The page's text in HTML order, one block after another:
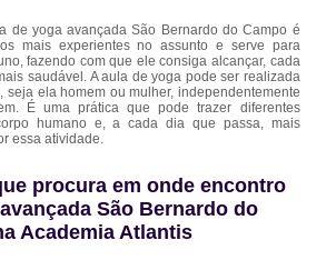
de yoga avançada São Bernardo do Campo é
mais experientes no assunto e serve para
fazendo com que ele consiga alcançar, cada
saudável. A aula de yoga pode ser realizada
seja ela homem ou mulher, independentemente
É uma prática que pode trazer diferentes
humano e, a cada dia que passa, mais
essa atividade.
procura em onde encontro
São Bernardo do
Academia Atlantis